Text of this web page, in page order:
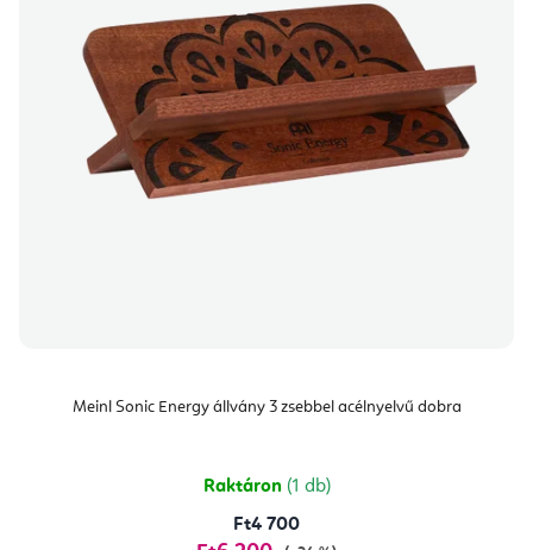
Meinl Sonic Energy állvány 3 zsebbel acélnyelvű dobra
Raktáron (1 db)
Ft4 700